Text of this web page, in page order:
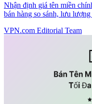
Nhận định giá tên miền
bán hàng so sánh, lưu
VPN.com Editorial Team